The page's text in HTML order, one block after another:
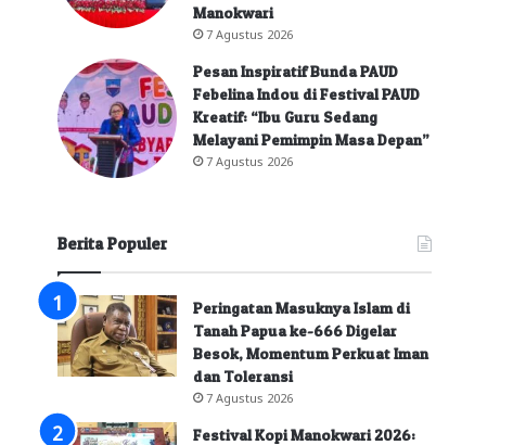
Manokwari
7 Agustus 2026
Pesan Inspiratif Bunda PAUD
Febelina Indou di Festival PAUD
Kreatif: “Ibu Guru Sedang
Melayani Pemimpin Masa Depan”
7 Agustus 2026
Berita Populer
Peringatan Masuknya Islam di
Tanah Papua ke-666 Digelar
Besok, Momentum Perkuat Iman
dan Toleransi
7 Agustus 2026
Festival Kopi Manokwari 2026: